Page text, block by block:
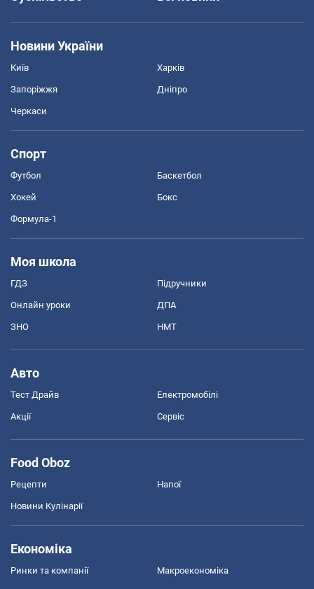
Новини України
Київ Харків
Запоріжжя Дніпро
Черкаси
Спорт
Футбол Баскетбол
Хокей Бокс
Формула-1
Моя школа
ГДЗ Підручники
Онлайн уроки ДПА
ЗНО НМТ
Авто
Тест Драйв Електромобілі
Акції Сервіс
Food Oboz
Рецепти Напої
Новини Кулінарії
Економіка
Ринки та компанії Макроекономіка